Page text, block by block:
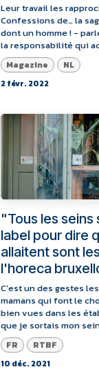
Leur travail les
Confessions de… la
dont un homme ! -
la responsabilité qui
Magazine NL
2 févr. 2022
"Tous les seins
label pour dire
allaitent sont
l'horeca
C'est un des gestes
mamans qui font le
bien vues dans les
que je sortais mon
FR RTBF
10 déc. 2021